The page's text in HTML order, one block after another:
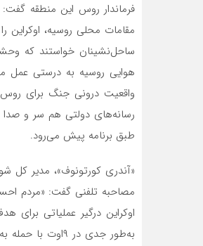
فرماندار روس این منطقه
مقامات محلی روسیه،
ساحل‌‌نشینان خواستند که
هوایی روسیه به درستی عمل
واقعیت درونی جنگ برای
رسانه‌های دولتی هم سر و صدا
طبق برنامه پیش می‌رود.
«آندری کورتونوف»، مدیر کل
مصاحبه تلفنی گفت: «مردم
اوکراین درگیر عملیاتی
به‌طور جدی در